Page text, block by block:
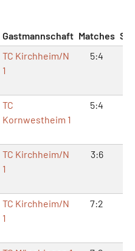
Gastmannschaft Matches
TC Kirchheim/N
1
5:4
TC
Kornwestheim 1
5:4
TC Kirchheim/N
1
3:6
TC Kirchheim/N
1
7:2